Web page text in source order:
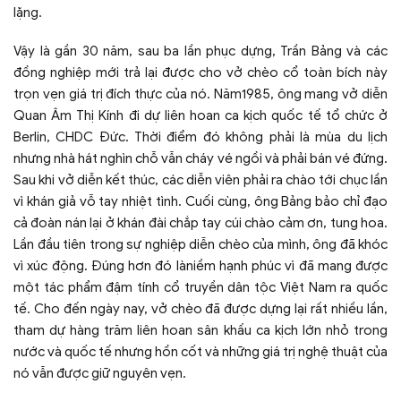
lặng.
Vậy là gần 30 năm, sau ba lần phục dựng, Trần Bảng và các
đồng nghiệp mới trả lại được cho vở chèo cổ toàn bích này
trọn vẹn giá trị đích thực của nó. Năm1985, ông mang vở diễn
Quan Âm Thị Kính đi dự liên hoan ca kịch quốc tế tổ chức ở
Berlin, CHDC Đức. Thời điểm đó không phải là mùa du lịch
nhưng nhà hát nghìn chỗ vẫn cháy vé ngồi và phải bán vé đứng.
Sau khi vở diễn kết thúc, các diễn viên phải ra chào tới chục lần
vì khán giả vỗ tay nhiệt tình. Cuối cùng, ông Bảng bảo chỉ đạo
cả đoàn nán lại ở khán đài chắp tay cúi chào cảm ơn, tung hoa.
Lần đầu tiên trong sự nghiệp diễn chèo của mình, ông đã khóc
vì xúc động. Đúng hơn đó làniềm hạnh phúc vì đã mang được
một tác phẩm đậm tính cổ truyền dân tộc Việt Nam ra quốc
tế. Cho đến ngày nay, vở chèo đã được dựng lại rất nhiều lần,
tham dự hàng trăm liên hoan sân khấu ca kịch lớn nhỏ trong
nước và quốc tế nhưng hồn cốt và những giá trị nghệ thuật của
nó vẫn được giữ nguyên vẹn.